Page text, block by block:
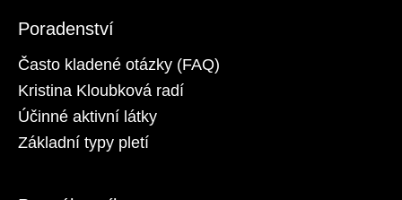
Poradenství
Často kladené otázky (FAQ)
Kristina Kloubková radí
Účinné aktivní látky
Základní typy pletí